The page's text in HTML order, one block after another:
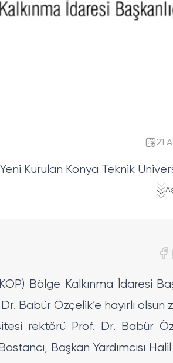
21
Yeni Kurulan Konya Teknik
Bölge Kalkınma İdaresi
Babür Özçelik’e hayırlı olsun
rektörü Prof. Dr. Babür
Başkan Yardımcısı